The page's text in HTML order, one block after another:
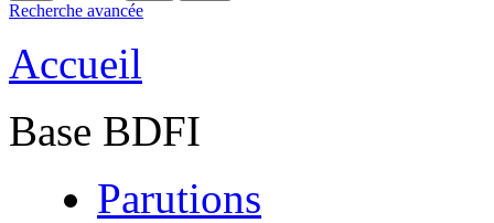
Recherche avancée
Accueil
Base BDFI
Parutions